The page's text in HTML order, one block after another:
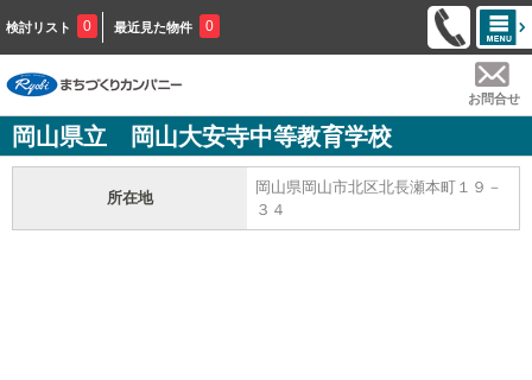
検討リスト 0 最近見た物件 0
お問合せ
岡山県立 岡山大安寺中等教育学校
所在地
岡山県岡山市北区北長瀬本町１９－
３４